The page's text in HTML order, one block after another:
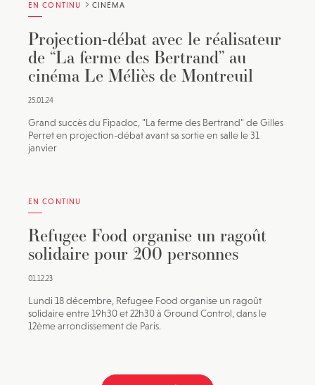
EN CONTINU CINÉMA
Projection-débat avec le réalisateur
de “La ferme des Bertrand” au
cinéma Le Méliès de Montreuil
25.01.24
Grand succès du Fipadoc, "La ferme des Bertrand" de Gilles
Perret en projection-débat avant sa sortie en salle le 31
janvier
EN CONTINU
Refugee Food organise un ragoût
solidaire pour 200 personnes
01.12.23
Lundi 18 décembre, Refugee Food organise un ragoût
solidaire entre 19h30 et 22h30 à Ground Control, dans le
12ème arrondissement de Paris.